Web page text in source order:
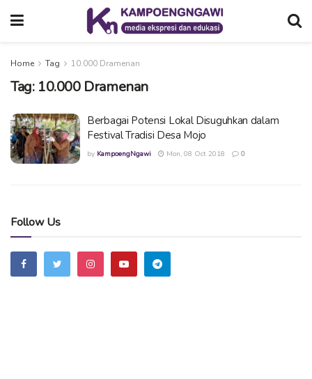
Home Tag 10.000 Dramenan
Tag: 10.000 Dramenan
Berbagai Potensi Lokal Disuguhkan dalam
Festival Tradisi Desa Mojo
by KampoengNgawi Mon, 08 Oct 2018 0
Follow Us